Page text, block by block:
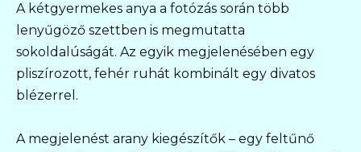
A kétgyermekes anya a fotózás során több
lenyűgöző szettben is megmutatta
sokoldalúságát. Az egyik megjelenésében egy
pliszírozott, fehér ruhát kombinált egy divatos
blézerrel.
A megjelenést arany kiegészítők – egy feltűnő